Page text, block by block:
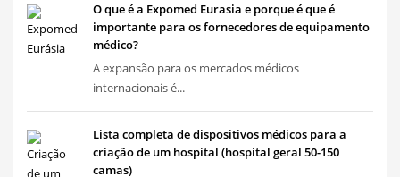
O que é a Expomed Eurasia e porque é que é
importante para os fornecedores de equipamento
médico?
A expansão para os mercados médicos
internacionais é...
Lista completa de dispositivos médicos para a
criação de um hospital (hospital geral 50-150
camas)